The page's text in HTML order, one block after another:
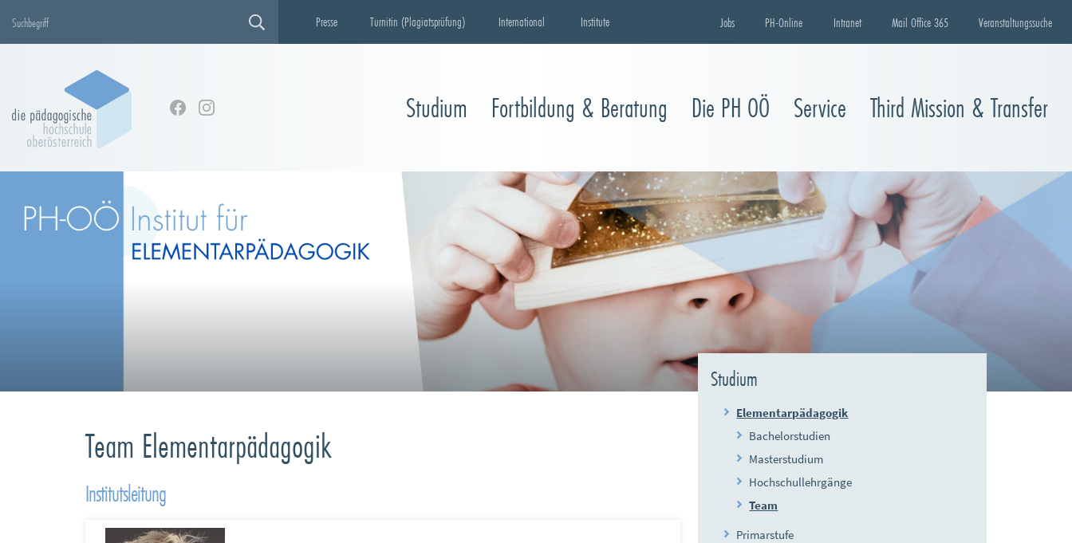
Presse Turnitin (Plagiatsprüfung) International Institute Jobs PH-Online Intranet Mail Office 365 Veranstaltungssuche
Studium Fortbildung & Beratung Die PH OÖ Service Third Mission & Transfer
Team Elementarpädagogik
Institutsleitung
Studium
Elementarpädagogik
Bachelorstudien
Masterstudium
Hochschullehrgänge
Team
Primarstufe